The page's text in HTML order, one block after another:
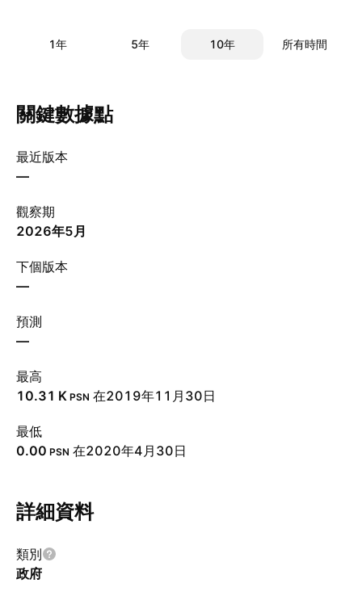
1年 5年 10年 所有時間
關鍵數據點
最近版本
—
觀察期
2026年5月
下個版本
—
預測
—
最高
‪10.31 K‬ PSN 在2019年11月30日
最低
0.00 PSN 在2020年4月30日
詳細資料
類別
政府